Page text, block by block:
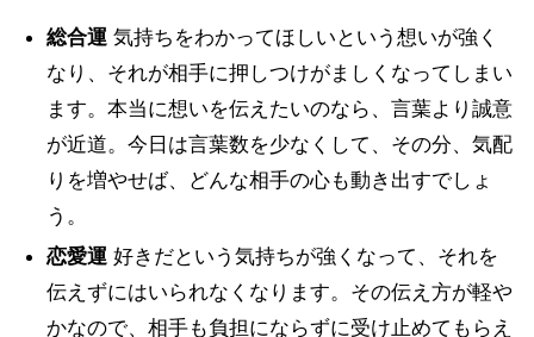
総合運気持ちをわかってほしいという想いが強く
なり、それが相手に押しつけがましくなってしまい
ます。本当に想いを伝えたいのなら、言葉より誠意
が近道。今日は言葉数を少なくして、その分、気配
りを増やせば、どんな相手の心も動き出すでしょ
う。
恋愛運好きだという気持ちが強くなって、それを
伝えずにはいられなくなります。その伝え方が軽や
かなので、相手も負担にならずに受け止めてもらえ